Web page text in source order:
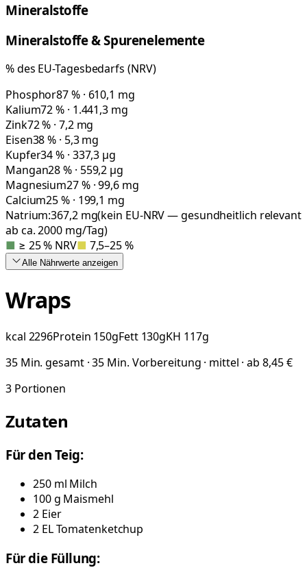
Mineralstoffe
Mineralstoffe & Spurenelemente
% des EU-Tagesbedarfs (NRV)
Phosphor87 % · 610,1 mg
Kalium72 % · 1.441,3 mg
Zink72 % · 7,2 mg
Eisen38 % · 5,3 mg
Kupfer34 % · 337,3 µg
Mangan28 % · 559,2 µg
Magnesium27 % · 99,6 mg
Calcium25 % · 199,1 mg
Natrium:367,2mg(kein EU-NRV — gesundheitlich relevant
ab ca. 2000 mg/Tag)
■ ≥ 25 % NRV■ 7,5–25 %
Alle Nährwerte anzeigen
Wraps
kcal 2296Protein 150gFett 130gKH 117g
35 Min. gesamt · 35 Min. Vorbereitung · mittel · ab 8,45 €
3 Portionen
Zutaten
Für den Teig:
250 ml Milch
100g Maismehl
2 Eier
2 ELTomatenketchup
Für die Füllung: